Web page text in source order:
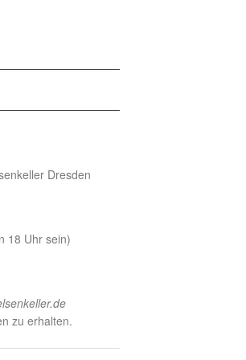
Dresden
18 Uhr sein)
zu erhalten.